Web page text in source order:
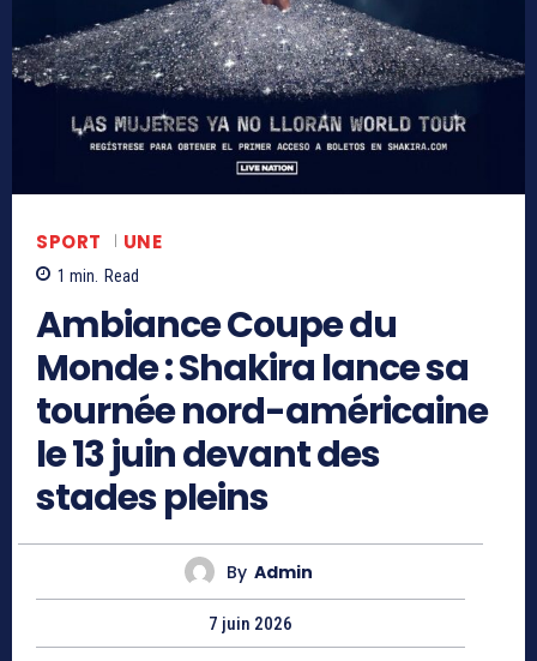
SPORT UNE
1 min. Read
Ambiance Coupe du
Monde : Shakira lance sa
tournée nord-américaine
le 13 juin devant des
stades pleins
By Admin
7 juin 2026